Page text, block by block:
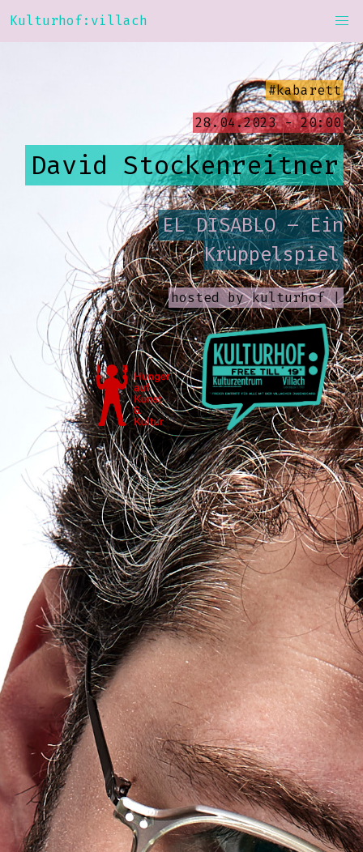
Kulturhof:villach
#kabarett
28.04.2023 - 20:00
David Stockenreitner
EL DISABLO – Ein
Krüppelspiel
hosted bykulturhof |